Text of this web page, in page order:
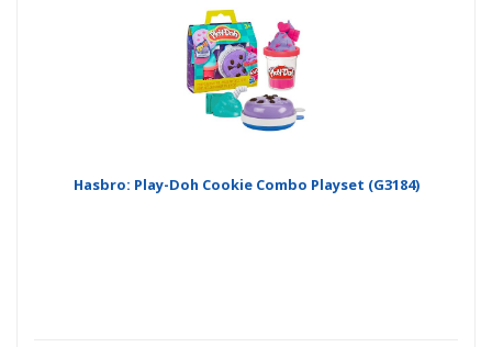
Hasbro: Play-Doh Cookie Combo Playset (G3184)